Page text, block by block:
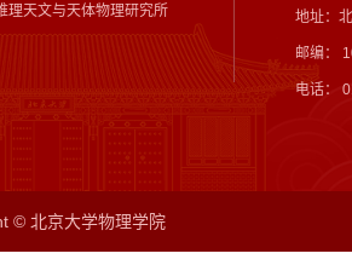
理天文与天体物理研究所 地址：
邮编：
电话：
© 北京大学物理学院